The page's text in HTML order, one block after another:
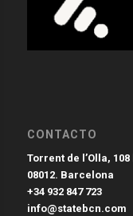
CONTACTO
Torrent de l’Olla,
08012. Barcelona
+34 932 847 723
info@statebcn.com